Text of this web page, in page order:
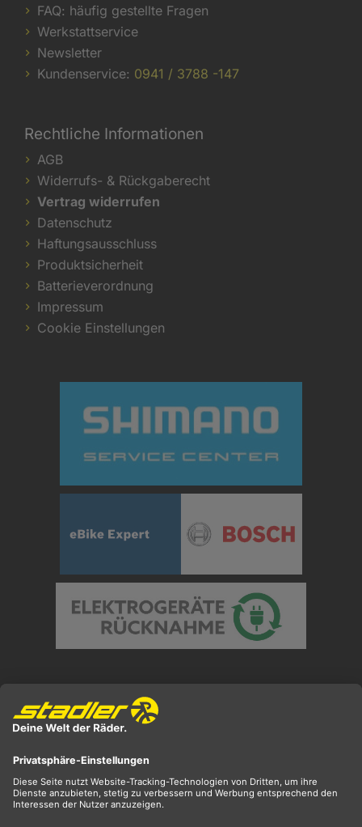
FAQ: häufig gestellte Fragen
Werkstattservice
Newsletter
Kundenservice: 0941 / 3788 -147
Rechtliche Informationen
AGB
Widerrufs- & Rückgaberecht
Vertrag widerrufen
Datenschutz
Haftungsausschluss
Produktsicherheit
Batterieverordnung
Impressum
Cookie Einstellungen